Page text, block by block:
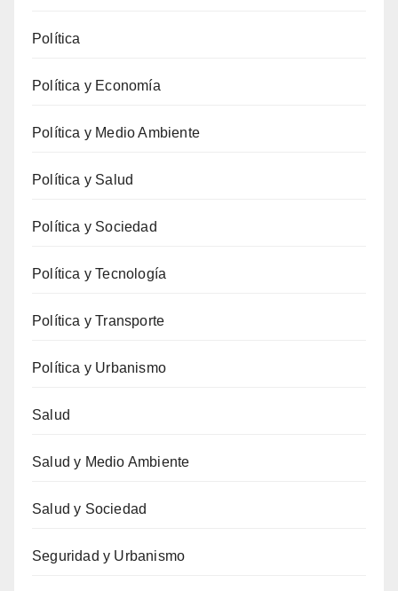
Política
Política y Economía
Política y Medio Ambiente
Política y Salud
Política y Sociedad
Política y Tecnología
Política y Transporte
Política y Urbanismo
Salud
Salud y Medio Ambiente
Salud y Sociedad
Seguridad y Urbanismo